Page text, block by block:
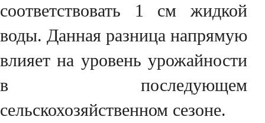
соответствовать 1 см жидкой
воды. Данная разница напрямую
влияет на уровень урожайности
в последующем
сельскохозяйственном сезоне.